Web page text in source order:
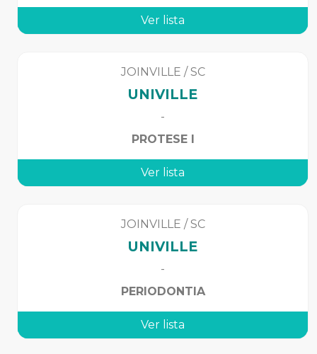
Ver lista
JOINVILLE /SC
UNIVILLE
-
PROTESE I
Ver lista
JOINVILLE /SC
UNIVILLE
-
PERIODONTIA
Ver lista